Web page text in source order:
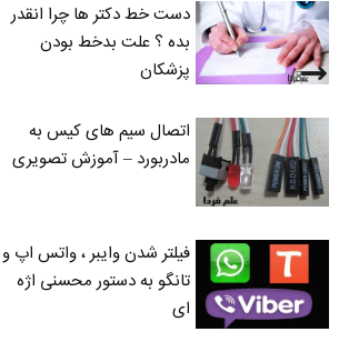
دست خط دکتر ها چرا انقدر
بده ؟ علت بدخط بودن
پزشکان
اتصال سیم های کیس به
مادربورد – آموزش تصویری
فیلتر شدن وایبر ، واتس اپ و
تانگو به دستور محسنی اژه
ای